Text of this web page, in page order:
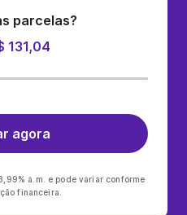
parcelas?
131,04
agora
a.m. e pode variar conforme
financeira.